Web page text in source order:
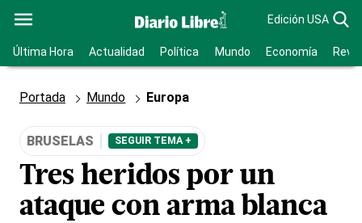
Edición USA
Última Hora Actualidad Política Mundo Economía
Portada Mundo Europa
BRUSELAS SEGUIR TEMA +
Tres heridos por un
ataque con arma blanca